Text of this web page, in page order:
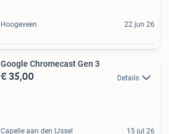
Hoogeveen 22 jun 26
Google Chromecast Gen 3
€ 35,00 Details
Capelle aan den IJssel 15 jul 26